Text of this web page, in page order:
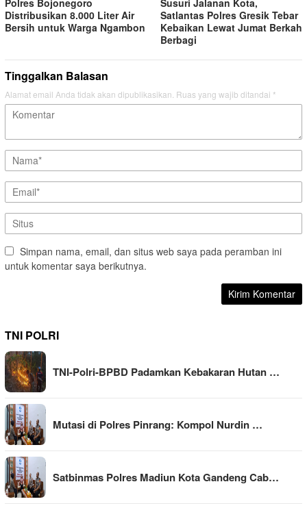
Polres Bojonegoro
Distribusikan 8.000 Liter Air
Bersih untuk Warga Ngambon
Susuri Jalanan Kota,
Satlantas Polres Gresik Tebar
Kebaikan Lewat Jumat Berkah
Berbagi
Tinggalkan Balasan
Alamat email Anda tidak akan dipublikasikan. Ruas yang wajib ditandai *
Simpan nama, email, dan situs web saya pada peramban ini
untuk komentar saya berikutnya.
TNI POLRI
TNI-Polri-BPBD Padamkan Kebakaran Hutan …
Mutasi di Polres Pinrang: Kompol Nurdin …
Satbinmas Polres Madiun Kota Gandeng Cab…